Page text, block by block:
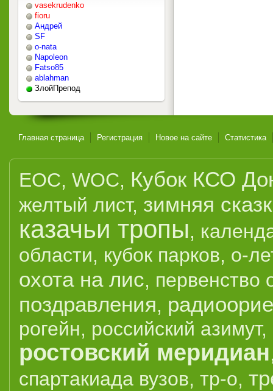
vasekrudenko
fioru
Андрей
SF
o-nata
Napoleon
Fatso85
ablahman
ЗлойПрепод
Главная страница Регистрация Новое на сайте Статистика
EOC, WOC, Кубок КСО
желтый лист, зимняя
казачьи тропы,
области, кубок парков, о-
охота на лис, первенство
поздравления,
рогейн, российский азимут,
ростовский меридиан
спартакиада вузов, тр-о,